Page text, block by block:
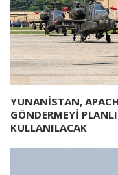
YUNANİSTAN,
GÖNDERMEYİ
KULLANILACAK